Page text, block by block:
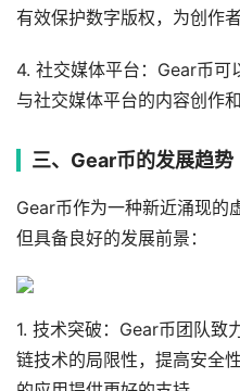
有效保护数字版权，为创作
4. 社交媒体平台：Gear币可
与社交媒体平台的内容创作和
三、Gear币的发展趋势
Gear币作为一种新近涌现的
但具备良好的发展前景：
1. 技术突破：Gear币团队致
链技术的局限性，提高安全